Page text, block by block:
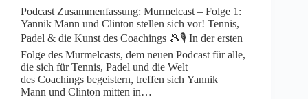
Podcast Zusammenfassung: Murmelcast – Folge 1:
Yannik Mann und Clinton stellen sich vor! Tennis,
Padel & die Kunst des Coachings 🎾🎙️ In der ersten
Folge des Murmelcasts, dem neuen Podcast für alle,
die sich für Tennis, Padel und die Welt
des Coachings begeistern, treffen sich Yannik
Mann und Clinton mitten in…